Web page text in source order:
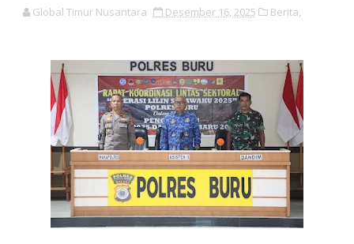
Global Timur Nusantara Desember 16, 2025 Berita,